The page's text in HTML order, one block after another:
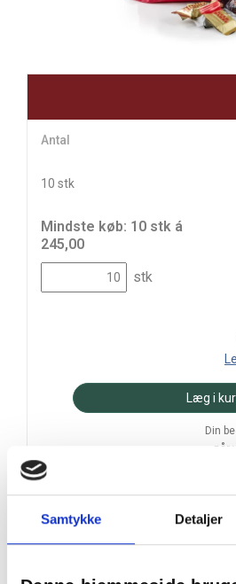
Samtykke Detaljer
Antal
10 stk
Mindste køb: 10 stk á
245,00
stk
Læg i
Din
når